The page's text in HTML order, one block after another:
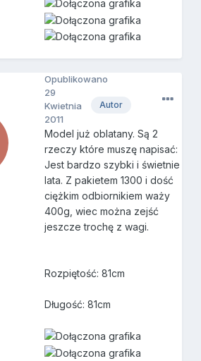
Autor
Opublikowano
29
Kwietnia
2011
Model już oblatany. Są 2
rzeczy które muszę napisać:
Jest bardzo szybki i świetnie
lata. Z pakietem 1300 i dość
ciężkim odbiornikiem waży
400g, wiec można zejść
jeszcze trochę z wagi.
Rozpiętość: 81cm
Długość: 81cm